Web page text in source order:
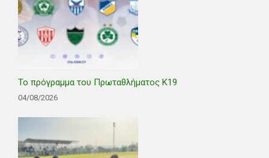
Το πρόγραμμα του Πρωταθλήματος Κ19
04/08/2026